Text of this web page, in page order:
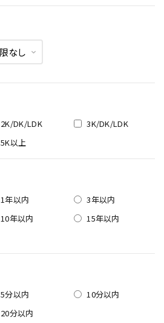
2K/DK/LDK
3K/DK/LDK
5K以上
1年以内
3年以内
10年以内
15年以内
5分以内
10分以内
20分以内